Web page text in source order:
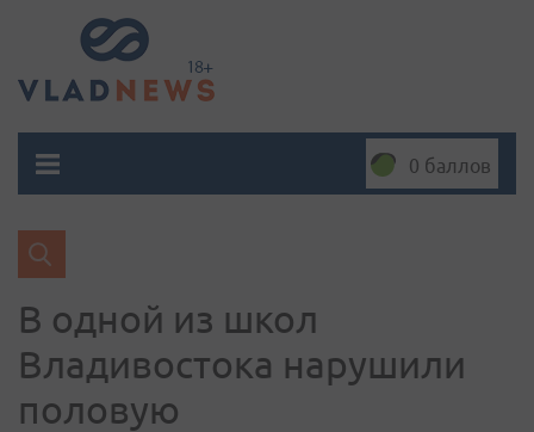
0 баллов
В одной из школ
Владивостока нарушили
половую